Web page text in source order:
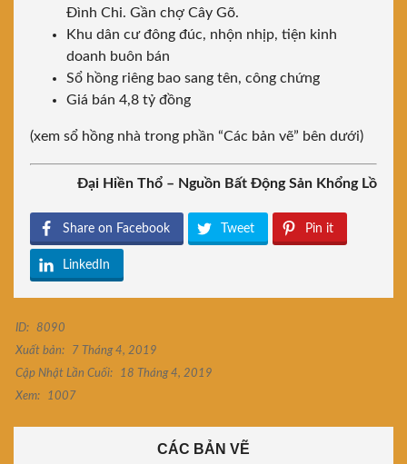
Đình Chi. Gần chợ Cây Gõ.
Khu dân cư đông đúc, nhộn nhịp, tiện kinh
doanh buôn bán
Sổ hồng riêng bao sang tên, công chứng
Giá bán 4,8 tỷ đồng
(xem sổ hồng nhà trong phần “Các bản vẽ” bên dưới)
Đại Hiền Thổ – Nguồn Bất Động Sản Khổng Lồ
Share on Facebook Tweet Pin it
LinkedIn
ID:
8090
Xuất bản:
7 Tháng 4, 2019
Cập Nhật Lần Cuối:
18 Tháng 4, 2019
Xem:
1007
CÁC BẢN VẼ